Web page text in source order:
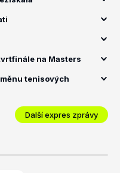
na Masters
tenisových
Další expres zprávy